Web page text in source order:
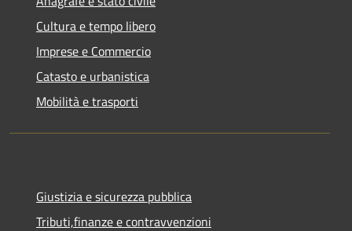
Cultura e tempo libero
Imprese e Commercio
Catasto e urbanistica
Mobilità e trasporti
Giustizia e sicurezza pubblica
Tributi,finanze e contravvenzioni